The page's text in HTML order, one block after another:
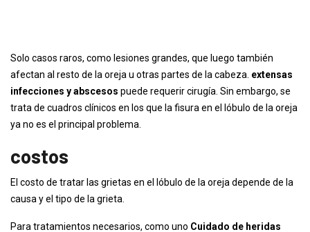
Solo casos raros, como lesiones grandes, que luego también
afectan al resto de la oreja u otras partes de la cabeza. extensas
infecciones y abscesos puede requerir cirugía. Sin embargo, se
trata de cuadros clínicos en los que la fisura en el lóbulo de la oreja
ya no es el principal problema.
costos
El costo de tratar las grietas en el lóbulo de la oreja depende de la
causa y el tipo de la grieta.
Para tratamientos necesarios, como uno Cuidado de heridas